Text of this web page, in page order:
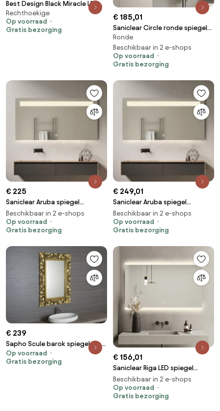
Best Design Black Miracle LED
spiegel mat zwart 80x60cm
Rechthoekige
Op voorraad
Gratis bezorging
€ 185,01
Saniclear Circle ronde spiegel
met LED verlichting 80cm incl.
spiegelverwarming
Ronde
Beschikbaar in 2 e-shops
Op voorraad
Gratis bezorging
€ 225
Saniclear Aruba spiegel
100x70cm met LED verlichting
en spiegelverwarming
Beschikbaar in 2 e-shops
Op voorraad
Gratis bezorging
€ 249,01
Saniclear Aruba spiegel
120x70cm met LED verlichting
en spiegelverwarming
Beschikbaar in 2 e-shops
Op voorraad
Gratis bezorging
€ 239
Sapho Scule barok spiegel met
gouden omlijsting 80x120cm
Op voorraad
Gratis bezorging
€ 156,01
Saniclear Riga LED spiegel
80x70cm met
spiegelverwarming
Beschikbaar in 2 e-shops
Op voorraad
Gratis bezorging